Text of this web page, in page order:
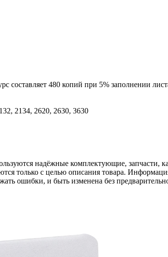
480 копий при 5% заполнении
2134, 2620, 2630, 3630
надёжные комплектующие, запчасти,
только с целью описания товара.
ошибки, и быть изменена без